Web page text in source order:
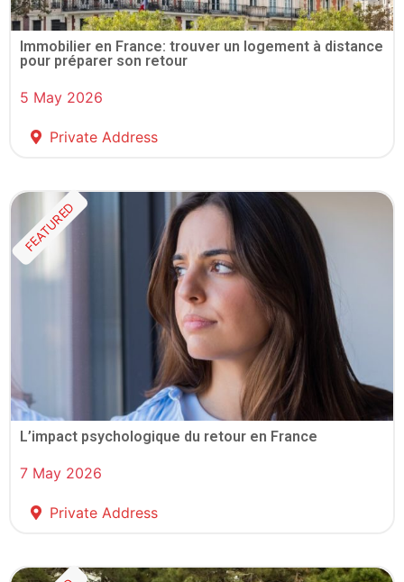
Immobilier en France: trouver un logement à distance
pour préparer son retour
5 May 2026
Private Address
FEATURED
L’impact psychologique du retour en France
7 May 2026
Private Address